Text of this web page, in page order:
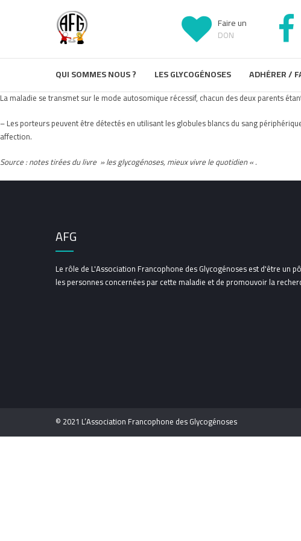
Faire un
DON
QUI SOMMES NOUS ? LES GLYCOGÉNOSES ADHÉRER /
La maladie se transmet sur le mode autosomique récessif, chacun des deux parents
– Les porteurs peuvent être détectés en utilisant les globules blancs du sang
affection.
Source : notes tirées du livre » les glycogénoses, mieux vivre le quotidien « .
AFG
Le rôle de L'Association Francophone des Glycogénoses est d'être un
les personnes concernées par cette maladie et de promouvoir la
© 2021 L’Association Francophone des Glycogénoses